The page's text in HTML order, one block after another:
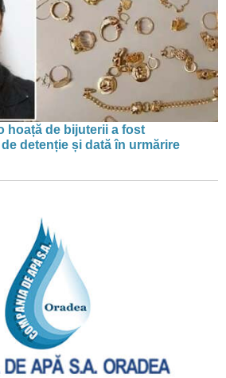
hoață de bijuterii a fost
detenție și dată în urmărire